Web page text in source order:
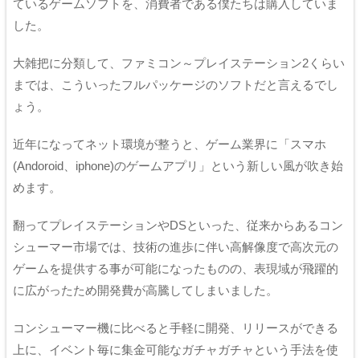
ているゲームソフトを、消費者である僕たちは購入していま
した。
大雑把に分類して、ファミコン～プレイステーション2くらい
までは、こういったフルパッケージのソフトだと言えるでし
ょう。
近年になってネット環境が整うと、ゲーム業界に「スマホ
(Andoroid、iphone)のゲームアプリ」という新しい風が吹き始
めます。
翻ってプレイステーションやDSといった、従来からあるコン
シューマー市場では、技術の進歩に伴い高解像度で高次元の
ゲームを提供する事が可能になったものの、表現域が飛躍的
に広がったため開発費が高騰してしまいました。
コンシューマー機に比べると手軽に開発、リリースができる
上に、イベント毎に集金可能なガチャガチャという手法を使